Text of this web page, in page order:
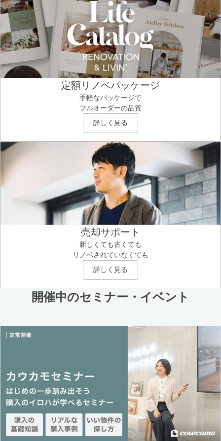
定額リノベパッケージ
手軽なパッケージで
フルオーダーの品質
詳しく見る
売却サポート
新しくても古くても
リノベされていなくても
詳しく見る
開催中のセミナー・イベント